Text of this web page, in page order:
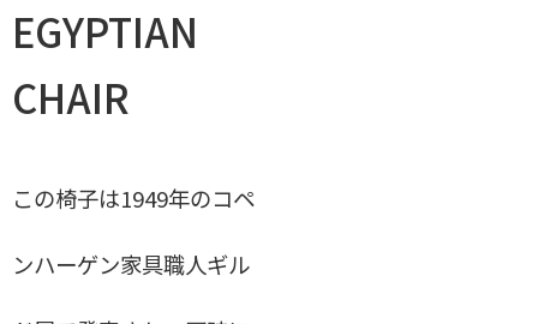
J39
GE284a GE284S
PP19、PP１２０
グランプリチェア
EGYPTIAN
CHAIR
この椅子は1949年のコペ
ンハーゲン家具職人ギル